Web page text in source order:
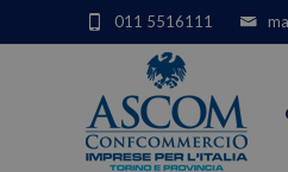
011 5516111